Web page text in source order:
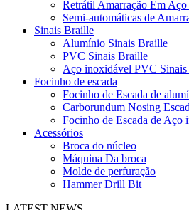
Retrátil Amarração Em
Semi-automáticas de
Sinais Braille
Alumínio Sinais Braille
PVC Sinais Braille
Aço inoxidável PVC
Focinho de escada
Focinho de Escada de
Carborundum Nosing
Focinho de Escada de Aço
Acessórios
Broca do núcleo
Máquina Da broca
Molde de perfuração
Hammer Drill Bit